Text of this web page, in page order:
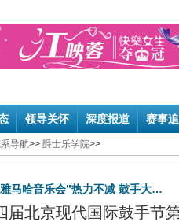
领导关怀 深度报道 赛事
导航>> 爵士乐学院>>
马哈音乐会”热力不减 鼓手大…
届北京现代国际鼓手节